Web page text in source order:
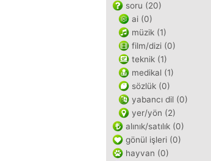
soru (20)
ai (0)
müzik (1)
film/dizi (0)
teknik (1)
medikal (1)
sözlük (0)
yabancı dil (0)
yer/yön (2)
alınık/satılık (0)
gönül işleri (0)
hayvan (0)